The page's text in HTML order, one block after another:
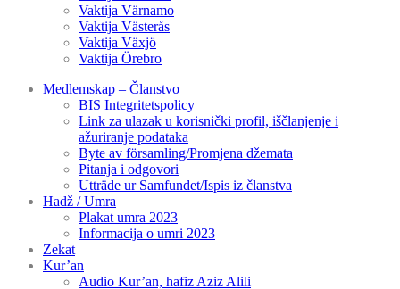
Vaktija Värnamo
Vaktija Västerås
Vaktija Växjö
Vaktija Örebro
Medlemskap – Članstvo
BIS Integritetspolicy
Link za ulazak u korisnički profil, iščlanjenje i
ažuriranje podataka
Byte av församling/Promjena džemata
Pitanja i odgovori
Utträde ur Samfundet/Ispis iz članstva
Hadž / Umra
Plakat umra 2023
Informacija o umri 2023
Zekat
Kur’an
Audio Kur’an, hafiz Aziz Alili